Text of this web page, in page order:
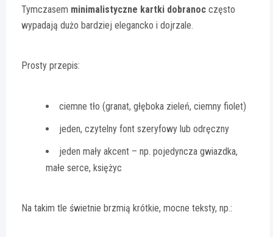
Tymczasem minimalistyczne kartki dobranoc często
wypadają dużo bardziej elegancko i dojrzale.
Prosty przepis:
ciemne tło (granat, głęboka zieleń, ciemny fiolet)
jeden, czytelny font szeryfowy lub odręczny
jeden mały akcent – np. pojedyncza gwiazdka,
małe serce, księżyc
Na takim tle świetnie brzmią krótkie, mocne teksty, np.: